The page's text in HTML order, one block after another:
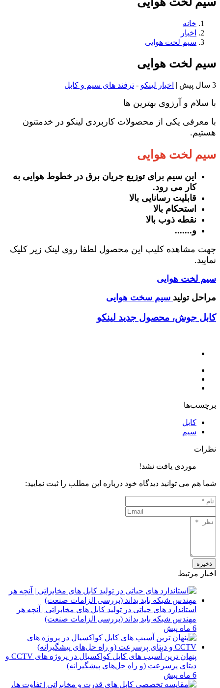
خانه
اخبار
سیم لخت هوایی
سیم لخت هوایی
3 سال پیش | اخبار لینکو - ترفند های سیم و کابل
با سلام و آرزوی بهترین ها
با معرفی یکی از محصولات کاربردی لینکو در خدمتتون
هستیم.
سیم لخت هوایی
این سیم برای توزیع جریان برق در خطوط هوایی به
کار می رود.
قابلیت رسانایی بالا
استحکام بالا
نقطه ذوب بالا
و.......
جهت مشاهده کلیپ این محصول لطفا روی لینک زیر کلیک
نمایید.
سیم لخت هوایی
مراحل تولید سیم سخت هوایی
کابل جوش، محصول جدید لینکو
برچسب‌ها
کابل
سیم
نظرات
موردی یافت نشد!
شما هم می توانید دیدگاه خود درباره این مطلب را ثبت نمایید:
ذخیره
اخبار مرتبط
استاندارد های حیاتی در تولید کابل‌ های مخابراتی | آنچه هر
مهندس شبکه باید بداند (بررسی الزامات صنعت)
6 ماه پیش
پنهان‌ ترین آسیب ‌های کابل کواکسیال در پروژه ‌های CCTV و
دیتای پرسرعت (و راه‌ حل‌های پیشگیرانه)
6 ماه پیش